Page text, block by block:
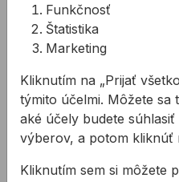
Súvisiace články
Polyuretánové
Funkčnosť
Štatistika
Marketing
Kliknutím na „Prijať
týmito účelmi. Môžete
aké účely budete
výberov, a potom kliknúť
Kliknutím sem si môžete